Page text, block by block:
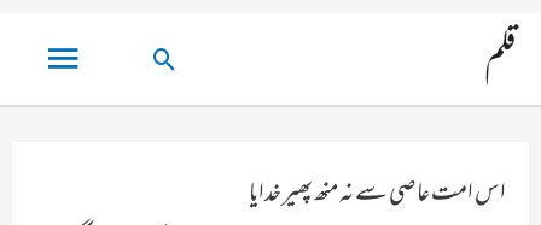
قلم
مین
مینو
تلاش
کریں۔
اس امت عاصی سے نہ منھ پھیر خدایا